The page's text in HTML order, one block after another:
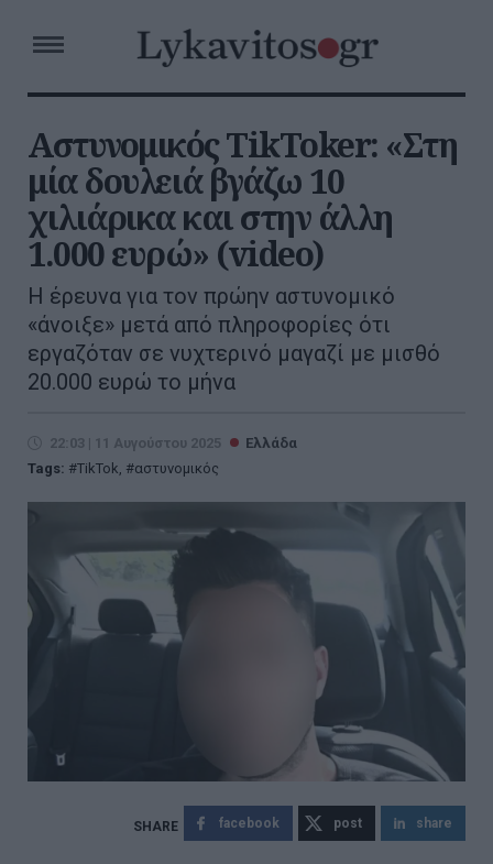
Αστυνομικός TikToker: «Στη
μία δουλειά βγάζω 10
χιλιάρικα και στην άλλη
1.000 ευρώ» (video)
Η έρευνα για τον πρώην αστυνομικό
«άνοιξε» μετά από πληροφορίες ότι
εργαζόταν σε νυχτερινό μαγαζί με μισθό
20.000 ευρώ το μήνα
22:03 | 11 Αυγούστου 2025
Ελλάδα
Tags:
TikTok, αστυνομικός
facebook post share